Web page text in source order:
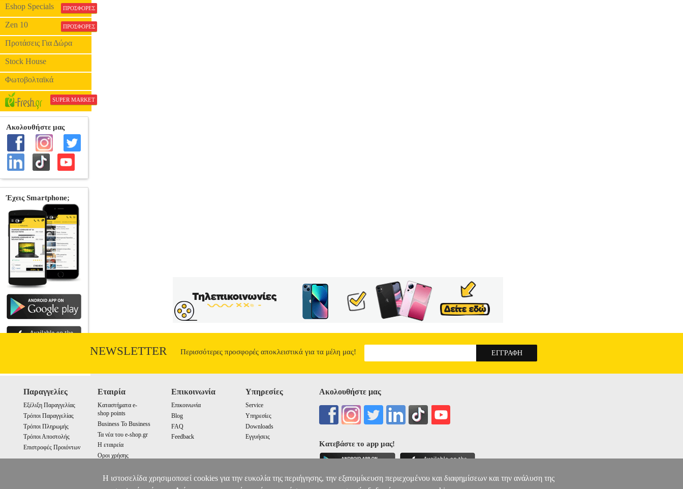
Eshop Specials ΠΡΟΣΦΟΡΕΣ
Zen 10 ΠΡΟΣΦΟΡΕΣ
Προτάσεις Για Δώρα
Stock House
Φωτοβολταϊκά
SUPER MARKET
NEWSLETTER Περισσότερες προσφορές αποκλειστικά για τα μέλη μας!
Παραγγελίες
Εξέλιξη Παραγγελίας
Τρόποι Παραγγελίας
Τρόποι Πληρωμής
Τρόποι Αποστολής
Επιστροφές Προιόντων
Εταιρία
Καταστήματα e-
shop points
Business To Business
Τα νέα του e-shop.gr
Η εταιρεία
Οροι χρήσης
Επικοινωνία
Επικοινωνία
Blog
FAQ
Feedback
Υπηρεσίες
Service
Υπηρεσίες
Downloads
Εγγυήσεις
Ακολουθήστε μας
Κατεβάστε το app μας!
Η ιστοσελίδα χρησιμοποιεί cookies για την ευκολία της περιήγησης, την εξατομίκευση περιεχομένου και διαφημίσεων και την ανάλυση της